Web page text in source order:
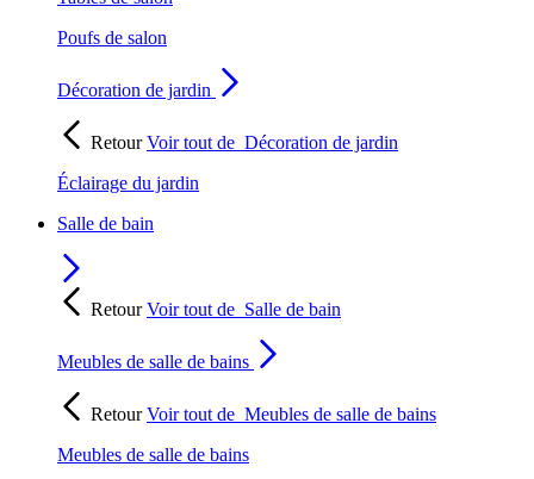
Poufs de salon
Décoration de jardin
RetourVoir tout de Décoration de jardin
Éclairage du jardin
Salle de bain
RetourVoir tout de Salle de bain
Meubles de salle de bains
RetourVoir tout de Meubles de salle de bains
Meubles de salle de bains